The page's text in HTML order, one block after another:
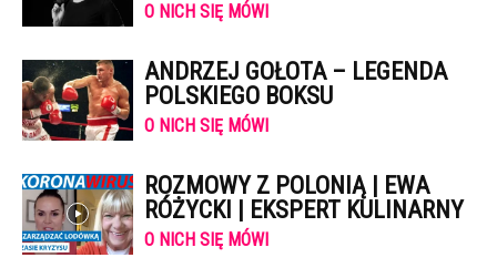
O NICH SIĘ MÓWI
ANDRZEJ GOŁOTA – LEGENDA
POLSKIEGO BOKSU
O NICH SIĘ MÓWI
ROZMOWY Z POLONIĄ | EWA
RÓŻYCKI | EKSPERT KULINARNY
O NICH SIĘ MÓWI